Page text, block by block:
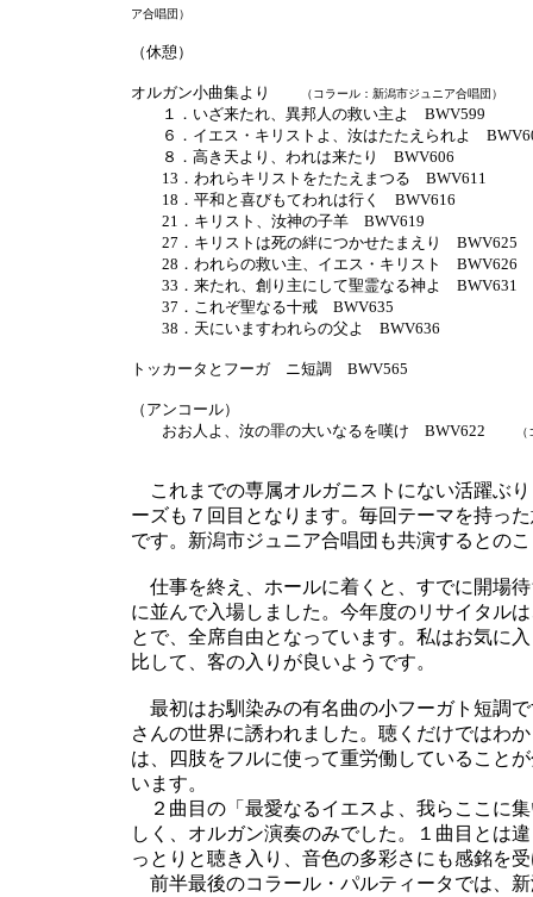
ア合唱団）
（休憩）
オルガン小曲集より （コラール：新潟市ジュニア合唱団）
１．いざ来たれ、異邦人の救い主よ BWV599
６．イエス・キリストよ、汝はたたえられよ
８．高き天より、われは来たり BWV606
13．われらキリストをたたえまつる BWV611
18．平和と喜びもてわれは行く BWV616
21．キリスト、汝神の子羊 BWV619
27．キリストは死の絆につかせたまえり BWV625
28．われらの救い主、イエス・キリスト BWV626
33．来たれ、創り主にして聖霊なる神よ BWV631
37．これぞ聖なる十戒 BWV635
38．天にいますわれらの父よ BWV636
トッカータとフーガ ニ短調 BWV565
（アンコール）
おお人よ、汝の罪の大いなるを嘆け BWV622
これまでの専属オルガニストにない活躍ぶ
ーズも７回目となります。毎回テーマを持っ
です。新潟市ジュニア合唱団も共演するとの
仕事を終え、ホールに着くと、すでに開場
に並んで入場しました。今年度のリサイタル
とで、全席自由となっています。私はお気に
比して、客の入りが良いようです。
最初はお馴染みの有名曲の小フーガト短調
さんの世界に誘われました。聴くだけではわ
は、四肢をフルに使って重労働していること
います。
２曲目の「最愛なるイエスよ、我らここに
しく、オルガン演奏のみでした。１曲目とは
っとりと聴き入り、音色の多彩さにも感銘を
前半最後のコラール・パルティータでは、